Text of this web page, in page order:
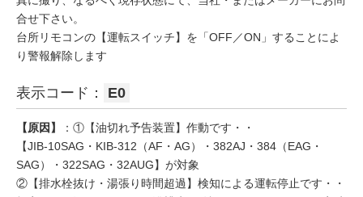
合せ下さい。
台所リモコンの【運転スイッチ】を「OFF／ON」することによ
り警報解除します
表示コード： E0
【原因】
：①【油切れ予告装置】作動です・・
【JIB-10SAG・KIB-312（AF・AG）・382AJ・384（EAG・
SAG）・322SAG・32AUG】が対象
②【排水栓抜け・湯張り時間超過】検知による運転停止です・・